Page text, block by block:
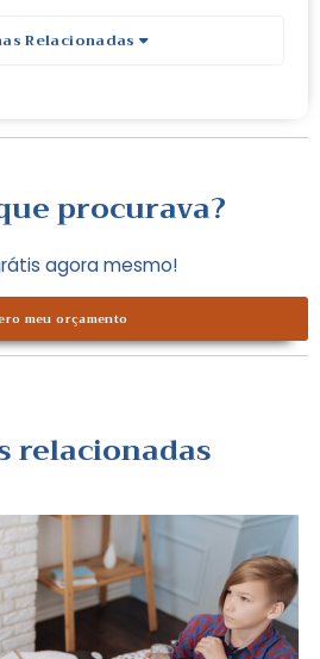
Relacionadas
procurava?
agora mesmo!
meu orçamento
relacionadas